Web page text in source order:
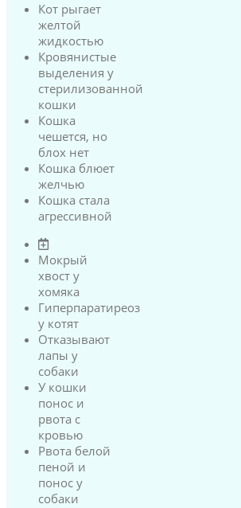
Кот рыгает
желтой
жидкостью
Кровянистые
выделения у
стерилизованной
кошки
Кошка
чешется, но
блох нет
Кошка блюет
желчью
Кошка стала
агрессивной
Мокрый
хвост у
хомяка
Гиперпаратиреоз
у котят
Отказывают
лапы у
собаки
У кошки
понос и
рвота с
кровью
Рвота белой
пеной и
понос у
собаки